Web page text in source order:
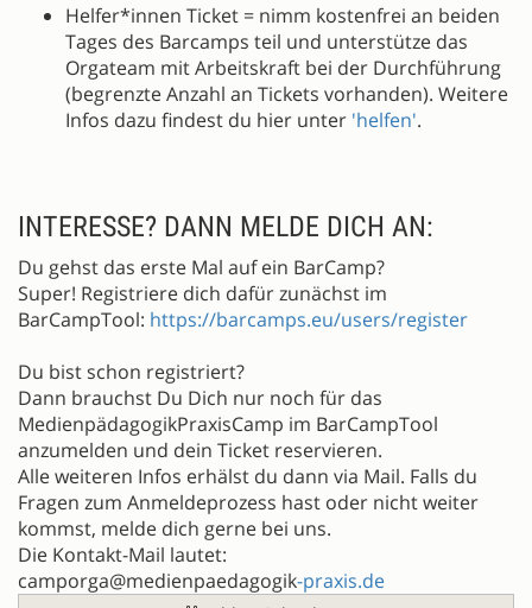
Helfer*innen Ticket = nimm kostenfrei an beiden
Tages des Barcamps teil und unterstütze das
Orgateam mit Arbeitskraft bei der Durchführung
(begrenzte Anzahl an Tickets vorhanden). Weitere
Infos dazu findest du hier unter 'helfen'.
INTERESSE? DANN MELDE DICH AN:
Du gehst das erste Mal auf ein BarCamp?
Super! Registriere dich dafür zunächst im
BarCampTool: https://barcamps.eu/users/register
Du bist schon registriert?
Dann brauchst Du Dich nur noch für das
MedienpädagogikPraxisCamp im BarCampTool
anzumelden und dein Ticket reservieren.
Alle weiteren Infos erhälst du dann via Mail. Falls du
Fragen zum Anmeldeprozess hast oder nicht weiter
kommst, melde dich gerne bei uns.
Die Kontakt-Mail lautet:
camporga@medienpaedagogik-praxis.de